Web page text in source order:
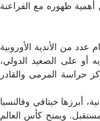
أهمية ظهوره مع الفراعنة
من الأندية الأوروبية
أو على الصعيد الدولي،
حراسة المرمى والقادر
أبرزها خيتافي وفالنسيا
ويمنح كأس العالم